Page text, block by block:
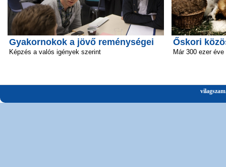
Gyakornokok a jövő reménységei
Képzés a valós igények szerint
Őskori
Már 300 ezer